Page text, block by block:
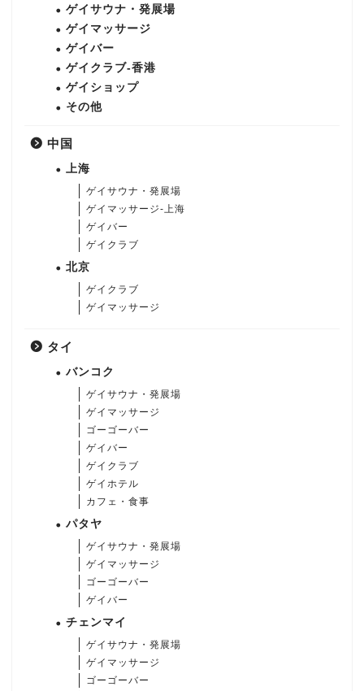
ゲイサウナ・発展場
ゲイマッサージ
ゲイバー
ゲイクラブ-香港
ゲイショップ
その他
中国
上海
ゲイサウナ・発展場
ゲイマッサージ-上海
ゲイバー
ゲイクラブ
北京
ゲイクラブ
ゲイマッサージ
タイ
バンコク
ゲイサウナ・発展場
ゲイマッサージ
ゴーゴーバー
ゲイバー
ゲイクラブ
ゲイホテル
カフェ・食事
パタヤ
ゲイサウナ・発展場
ゲイマッサージ
ゴーゴーバー
ゲイバー
チェンマイ
ゲイサウナ・発展場
ゲイマッサージ
ゴーゴーバー